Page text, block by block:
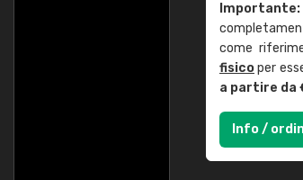
Importante:
come
fisicoper
a partire da
Info /